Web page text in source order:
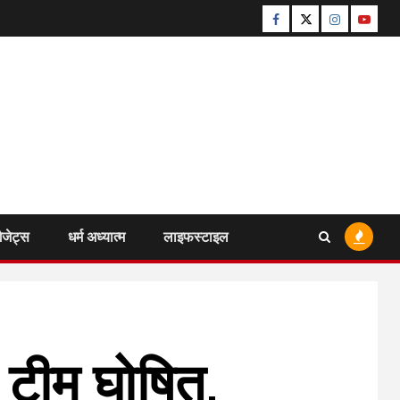
Facebook
TwitterInstagram
धर्म अध्यात्म लाइफस्टाइल
घोषित,